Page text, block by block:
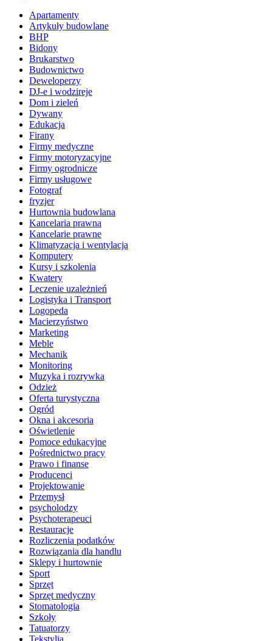
Apartamenty
Artykuły budowlane
BHP
Bidony
Brukarstwo
Budownictwo
Deweloperzy
DJ-e i wodzireje
Dom i zieleń
Dywany
Edukacja
Firany
Firmy medyczne
Firmy motoryzacyjne
Firmy ogrodnicze
Firmy usługowe
Fotograf
fryzjer
Hurtownia budowlana
Kancelaria prawna
Kancelarie prawne
Klimatyzacja i wentylacja
Komputery
Kursy i szkolenia
Kwatery
Leczenie uzależnień
Logistyka i Transport
Logopeda
Macierzyństwo
Marketing
Meble
Mechanik
Monitoring
Muzyka i rozrywka
Odzież
Oferta turystyczna
Ogród
Okna i akcesoria
Oświetlenie
Pomoce edukacyjne
Pośrednictwo pracy
Prawo i finanse
Producenci
Projektowanie
Przemysł
psycholodzy
Psychoterapeuci
Restauracje
Rozliczenia podatków
Rozwiązania dla handlu
Sklepy i hurtownie
Sport
Sprzęt
Sprzęt medyczny
Stomatologia
Szkoły
Tatuatorzy
Tekstylia